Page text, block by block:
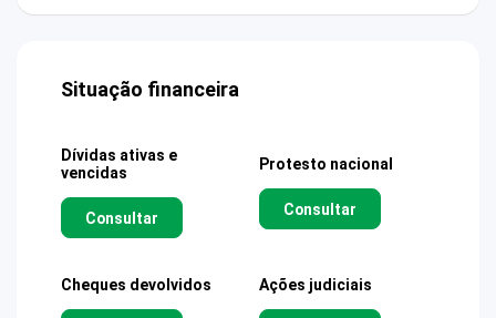
Situação financeira
Dívidas ativas e
vencidas
Consultar
Protesto nacional
Consultar
Cheques devolvidos Ações judiciais